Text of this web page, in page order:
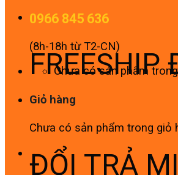
0966 845 636
(8h-18h từ T2-CN)
Chưa có sản phẩm
Giỏ hàng
Chưa có sản phẩm trong giỏ
ĐỔI TRẢ